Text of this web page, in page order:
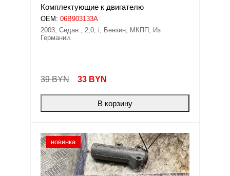
Комплектующие к двигателю
OEM: 06B903133A
2003; Седан.; 2,0; i; Бензин; МКПП; Из
Германии.
39 BYN 33 BYN
В корзину
новинка